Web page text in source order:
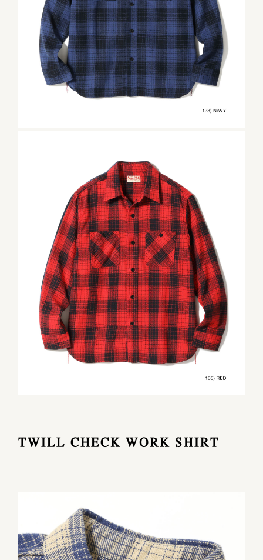
TWILL CHECK WORK SHIRT